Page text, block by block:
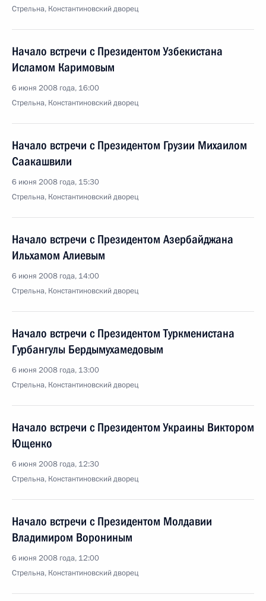
Стрельна, Константиновский дворец
Начало встречи с Президентом Узбекистана
Исламом Каримовым
6 июня 2008 года, 16:00
Стрельна, Константиновский дворец
Начало встречи с Президентом Грузии Михаилом
Саакашвили
6 июня 2008 года, 15:30
Стрельна, Константиновский дворец
Начало встречи с Президентом Азербайджана
Ильхамом Алиевым
6 июня 2008 года, 14:00
Стрельна, Константиновский дворец
Начало встречи с Президентом Туркменистана
Гурбангулы Бердымухамедовым
6 июня 2008 года, 13:00
Стрельна, Константиновский дворец
Начало встречи с Президентом Украины Виктором
Ющенко
6 июня 2008 года, 12:30
Стрельна, Константиновский дворец
Начало встречи с Президентом Молдавии
Владимиром Ворониным
6 июня 2008 года, 12:00
Стрельна, Константиновский дворец